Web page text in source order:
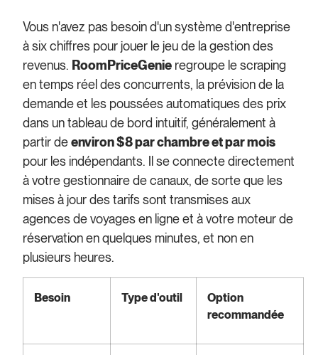
Vous n'avez pas besoin d'un système d'entreprise
à six chiffres pour jouer le jeu de la gestion des
revenus. RoomPriceGenie regroupe le scraping
en temps réel des concurrents, la prévision de la
demande et les poussées automatiques des prix
dans un tableau de bord intuitif, généralement à
partir deenviron $8 par chambre et par mois
pour les indépendants. Il se connecte directement
à votre gestionnaire de canaux, de sorte que les
mises à jour des tarifs sont transmises aux
agences de voyages en ligne et à votre moteur de
réservation en quelques minutes, et non en
plusieurs heures.
Besoin Type d'outil
Option
recommandée